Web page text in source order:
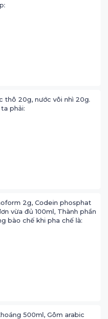
thô 20g, nước vôi nhì 20g.
phải:
2g, Codein phosphat
vừa đủ 100ml, Thành phần
bào chế khi pha chế là:
500ml, Gôm arabic